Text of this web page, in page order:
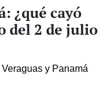
¿qué cayó
del 2 de julio
y Panamá